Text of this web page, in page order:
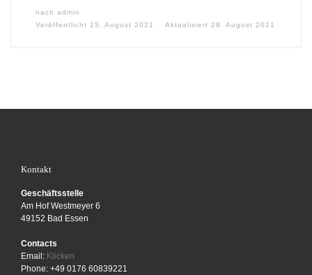
nach admin
Veröffentlicht 25. August 2021 Aktualisiert 28. August 2021
Kontakt
Geschäftsstelle
Am Hof Westmeyer 6
49152 Bad Essen
Contacts
Email: Klicken
Phone: +49 0176 60839221